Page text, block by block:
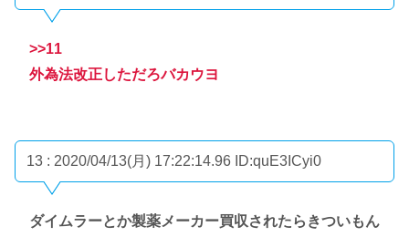
>>11
外為法改正しただろバカウヨ
13 : 2020/04/13(月) 17:22:14.96 ID:quE3ICyi0
ダイムラーとか製薬メーカー買収されたらきついもん